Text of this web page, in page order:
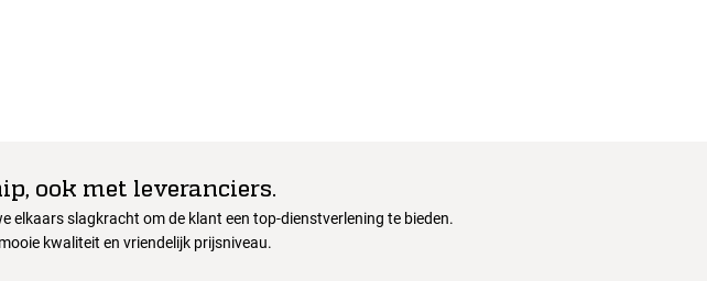
ook met leveranciers.
elkaars slagkracht om de klant een top-dienstverlening te bieden.
kwaliteit en vriendelijk prijsniveau.